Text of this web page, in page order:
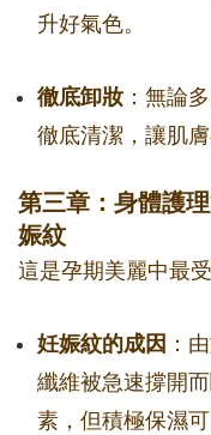
升好氣色。
徹底卸妝 ：無論
徹底清潔，讓肌
第三章：身體護
娠紋
這是孕期美麗中最
妊娠紋的成因 ：
纖維被急速撐開而
素，但積極保濕